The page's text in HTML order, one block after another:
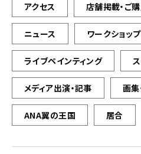
アクセス 店舗掲載・ご
ニュース ワークショッ
ライブペインティング
メディア出演・記事 画集
ANA翼の王国 居合